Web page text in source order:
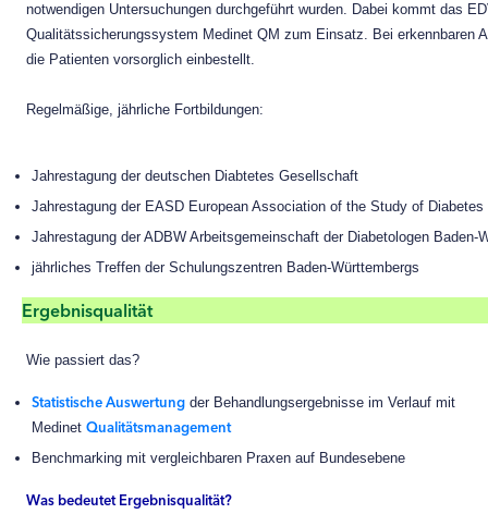
notwendigen Untersuchungen durchgeführt wurden. Dabei kommt das
Qualitätssicherungssystem Medinet QM zum Einsatz. Bei erkennbaren
die Patienten vorsorglich einbestellt.
Regelmäßige, jährliche Fortbildungen:
Jahrestagung der deutschen Diabtetes Gesellschaft
Jahrestagung der EASD European Association of the Study of Diabetes
Jahrestagung der ADBW Arbeitsgemeinschaft der Diabetologen Baden-
jährliches Treffen der Schulungszentren Baden-Württembergs
Ergebnisqualität
Wie passiert das?
Statistische Auswertung der Behandlungsergebnisse im Verlauf mit
Medinet Qualitätsmanagement
Benchmarking mit vergleichbaren Praxen auf Bundesebene
Was bedeutet Ergebnisqualität?